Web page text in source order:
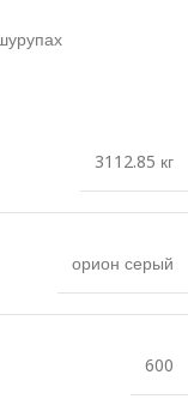
3112.85 кг
орион серый
600